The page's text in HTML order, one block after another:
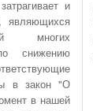
и
являющихся
многих
снижению
в закон "О
в нашей